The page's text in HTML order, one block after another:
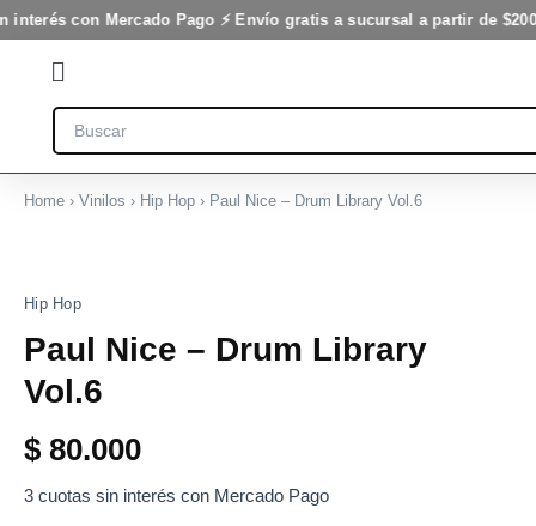
interés con Mercado Pago ⚡ Envío gratis a sucursal a partir de
Ir
al
Flyout
Menu
Search
Home › Vinilos › Hip Hop › Paul Nice – Drum Library Vol.6
Hip Hop
Paul Nice – Drum Library
Vol.6
$ 80.000
3 cuotas sin interés con Mercado Pago
Drum
Library
Vol.6
cantidad
Library
Vol.6